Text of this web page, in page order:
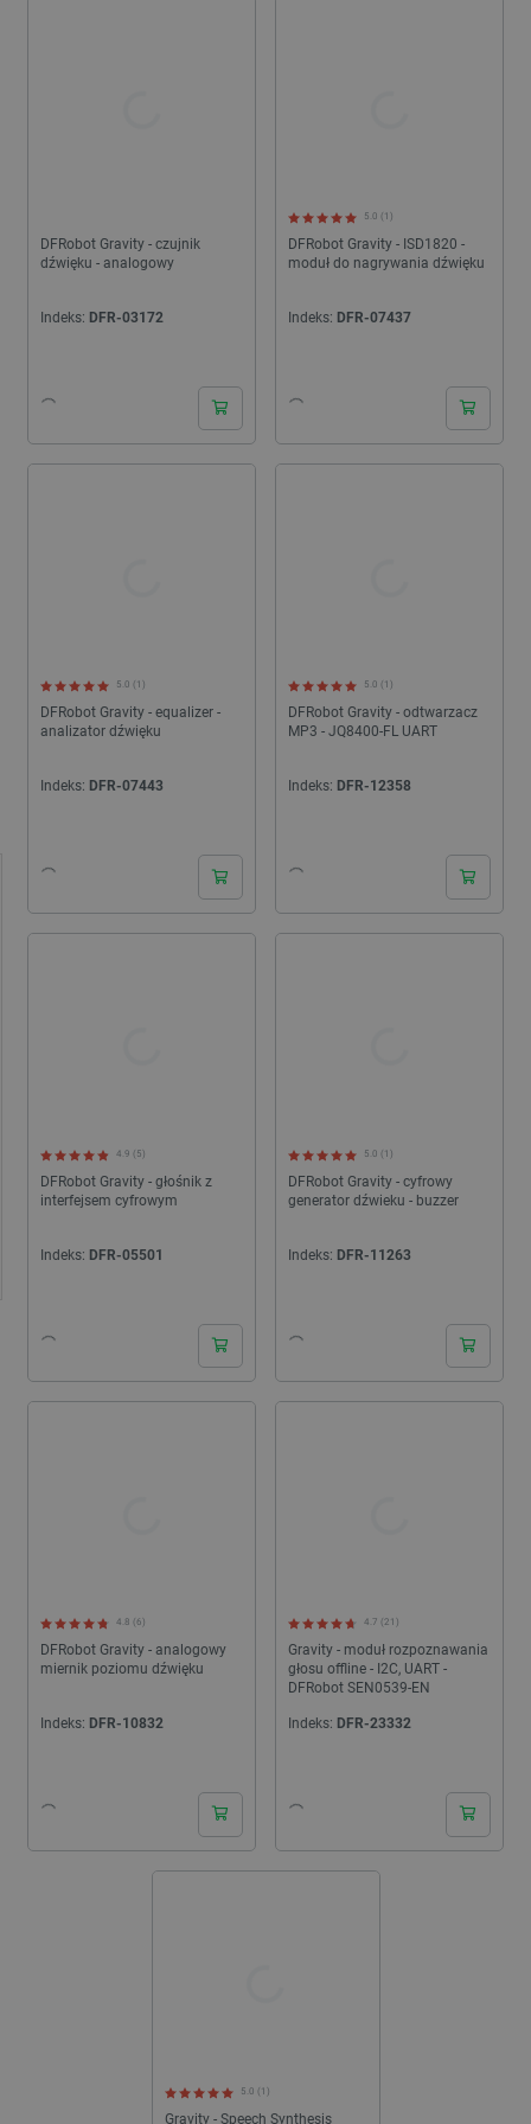
DFRobot Gravity - czujnik
dźwięku - analogowy
Indeks: DFR-03172
DFRobot Gravity - ISD1820 -
moduł do nagrywania dźwięku
5.0 (1)
Indeks: DFR-07437
DFRobot Gravity - equalizer -
analizator dźwięku
5.0 (1)
Indeks: DFR-07443
DFRobot Gravity - odtwarzacz
MP3 - JQ8400-FL UART
5.0 (1)
Indeks: DFR-12358
DFRobot Gravity - głośnik z
interfejsem cyfrowym
4.9 (5)
Indeks: DFR-05501
DFRobot Gravity - cyfrowy
generator dźwieku - buzzer
5.0 (1)
Indeks: DFR-11263
DFRobot Gravity - analogowy
miernik poziomu dźwięku
4.8 (6)
Indeks: DFR-10832
Gravity - moduł rozpoznawania
głosu offline - I2C, UART -
DFRobot SEN0539-EN
4.7 (21)
Indeks: DFR-23332
Gravity - Speech Synthesis
5.0 (1)